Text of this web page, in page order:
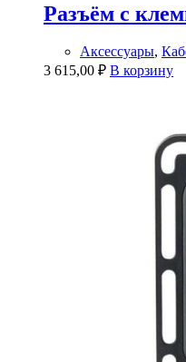
Разъём с
Аксессуары,
3 615,00 ₽ В корзину